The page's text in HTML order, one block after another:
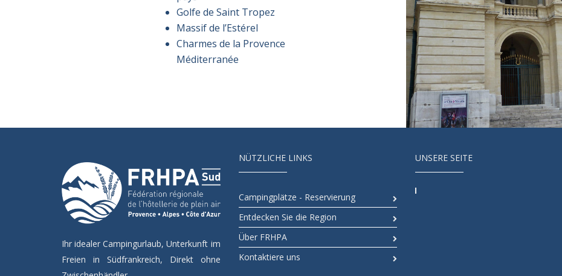
Golfe de Saint Tropez
Massif de l’Estérel
Charmes de la Provence
Méditerranée
Ihr idealer Campingurlaub, Unterkunft im
Freien in Südfrankreich, Direkt ohne
NÜTZLICHE LINKS
Campingplätze - Reservierung
Entdecken Sie die Region
Über FRHPA
Kontaktiere uns
UNSERE SEITE